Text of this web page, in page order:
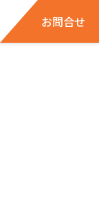
お問合せ